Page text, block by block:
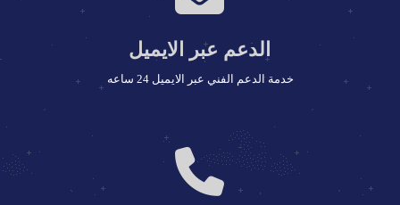
الدعم عبر الايميل
خدمة الدعم الفني عبر الايميل 24 ساعه